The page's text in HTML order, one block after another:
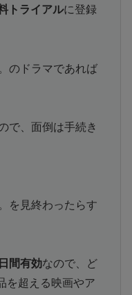
トライアルに登録
のドラマであれば
で、面倒は手続き
を見終わったらす
間有効なので、ど
を超える映画やア